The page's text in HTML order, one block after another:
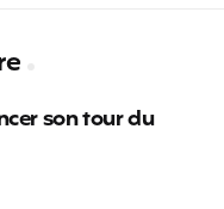
son tour du